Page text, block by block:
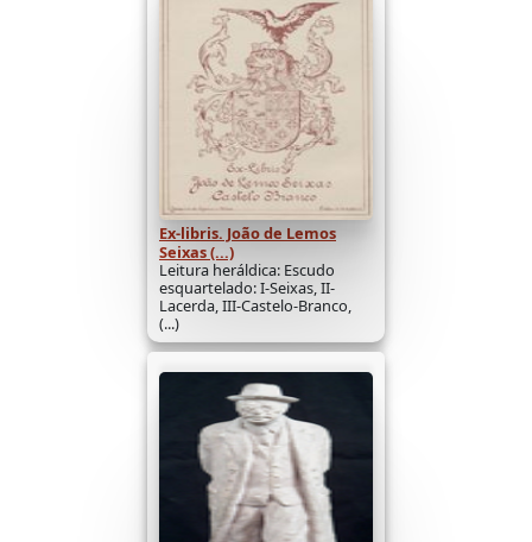
Ex-libris. João de Lemos
Seixas (...)
Leitura heráldica: Escudo
esquartelado: I-Seixas, II-
Lacerda, III-Castelo-Branco,
(...)